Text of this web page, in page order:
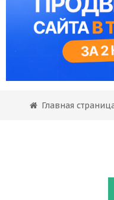
Главная